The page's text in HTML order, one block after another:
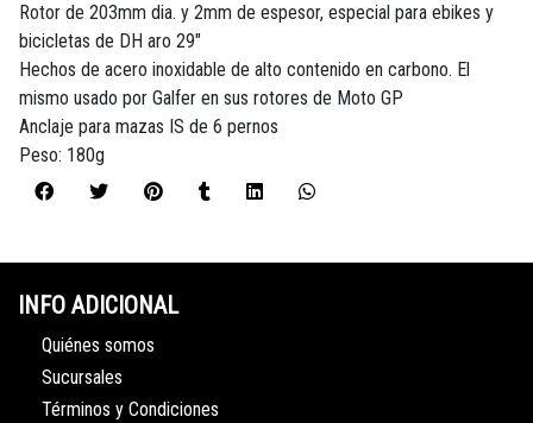
Rotor de 203mm dia. y 2mm de espesor, especial para ebikes y
bicicletas de DH aro 29"
Hechos de acero inoxidable de alto contenido en carbono. El
mismo usado por Galfer en sus rotores de Moto GP
Anclaje para mazas IS de 6 pernos
Peso: 180g
INFO ADICIONAL
Quiénes somos
Sucursales
Términos y Condiciones